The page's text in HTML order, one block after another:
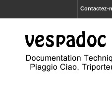
Contactez-